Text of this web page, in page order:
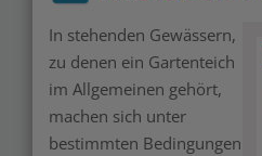
In stehenden Gewässern,
zu denen ein Gartenteich
im Allgemeinen gehört,
machen sich unter
bestimmten Bedingungen